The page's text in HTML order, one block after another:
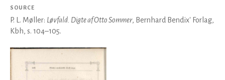
SOURCE
P. L. Møller: Løvfald. Digte af Otto Sommer, Bernhard Bendix' Forlag,
Kbh, s. 104–105.